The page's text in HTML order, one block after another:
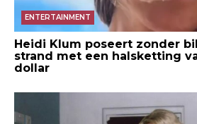
ENTERTAINMENT
Heidi Klum poseert zonder
strand met een halsketting
dollar